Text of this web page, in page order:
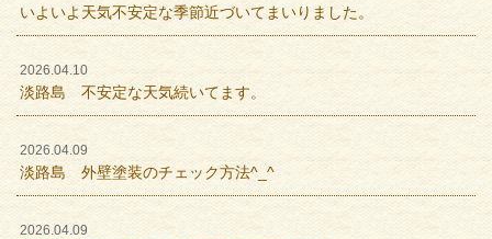
いよいよ天気不安定な季節近づいてまいりました。
2026.04.10
淡路島 不安定な天気続いてます。
2026.04.09
淡路島 外壁塗装のチェック方法^_^
2026.04.09